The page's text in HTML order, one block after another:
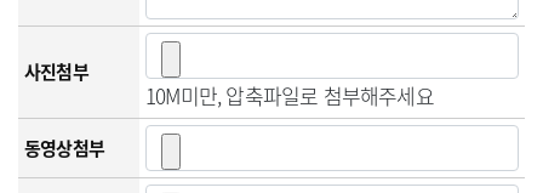
사진첨부
10M미만, 압축파일로 첨부해주세요
동영상첨부